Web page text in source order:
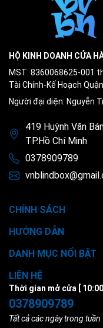
HỘ KINH DOANH CỬA
MST: 8360068625-001
Tài Chính-Kế Hoạch
Người đại diện: Nguyễn
419 Huỳnh Văn
TP.Hồ Chí Minh
0378909789
CHÍNH SÁCH
HƯỚNG DẪN
DANH MỤC NỔI BẬT
LIÊN HỆ
Thời gian mở cửa [ 10:00
0378909789
Tất cả các ngày trong tuần